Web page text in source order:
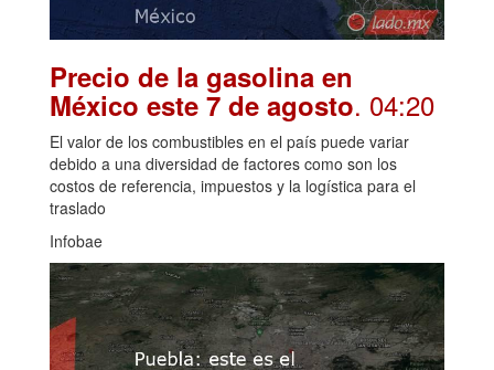
Precio de la gasolina en
México este 7 de agosto. 04:20
El valor de los combustibles en el país puede variar
debido a una diversidad de factores como son los
costos de referencia, impuestos y la logística para el
traslado
Infobae